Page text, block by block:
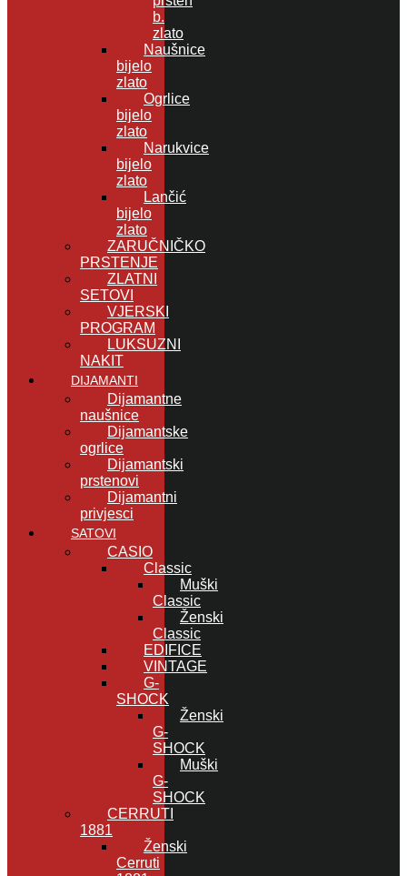
b.
zlato
Naušnice
bijelo
zlato
Ogrlice
bijelo
zlato
Narukvice
bijelo
zlato
Lančić
bijelo
zlato
ZARUČNIČKO
PRSTENJE
ZLATNI
SETOVI
VJERSKI
PROGRAM
LUKSUZNI
NAKIT
DIJAMANTI
Dijamantne
naušnice
Dijamantske
ogrlice
Dijamantski
prstenovi
Dijamantni
privjesci
SATOVI
CASIO
Classic
Muški
Classic
Ženski
Classic
EDIFICE
VINTAGE
G-
SHOCK
Ženski
G-
SHOCK
Muški
G-
SHOCK
CERRUTI
1881
Ženski
Cerruti